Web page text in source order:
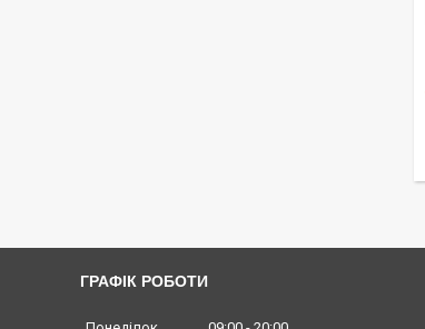
ГРАФІК РОБОТИ